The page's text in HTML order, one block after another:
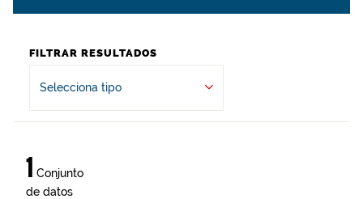
FILTRAR RESULTADOS
Selecciona tipo
1 Conjunto
de datos